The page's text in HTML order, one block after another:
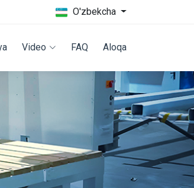
O'zbekcha
Video FAQ Aloqa